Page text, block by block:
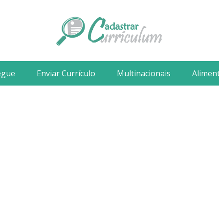
Enviar Currículo Multinacionais